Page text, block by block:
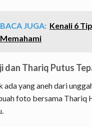
BACA JUGA: Kenali 6
Memahami
dan Thariq Putus
ada yang aneh dari
foto bersama Thariq